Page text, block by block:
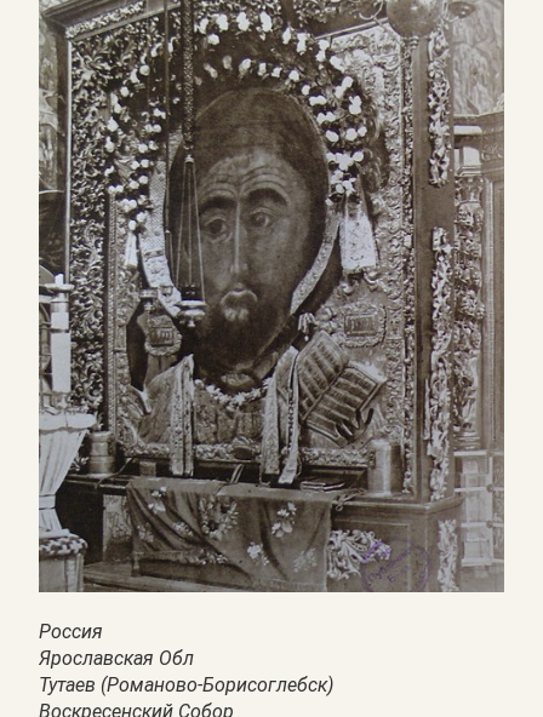
Россия
Ярославская Обл
Тутаев (Романово-Борисоглебск)
Воскресенский Собор